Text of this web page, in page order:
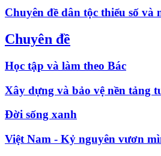
Chuyên đề dân tộc thiểu số và
Chuyên đề
Học tập và làm theo Bác
Xây dựng và bảo vệ nền tảng
Đời sống xanh
Việt Nam - Kỷ nguyên vươn